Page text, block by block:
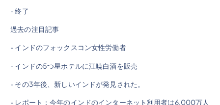
- 終了
過去の注目記事
- インドのフォックスコン女性労働者
- インドの5つ星ホテルに江暁白酒を販売
- その3年後、新しいインドが発見された。
- レポート：今年のインドのインターネット利用者は6,000万人